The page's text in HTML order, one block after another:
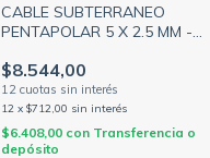
CABLE SUBTERRANEO
PENTAPOLAR 5 X 2.5 MM -
TETRRAPOLAR + TIERRA -
CONDUCTORES)
$8.544,00
12 x $712,00 sin interés
$6.408,00 con Transferencia o
depósito